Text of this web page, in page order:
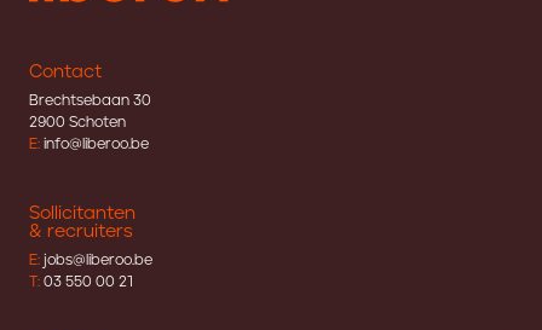
Contact
Brechtsebaan 30
2900 Schoten
E: info@liberoo.be
Sollicitanten
& recruiters
E: jobs@liberoo.be
T: 03 550 00 21